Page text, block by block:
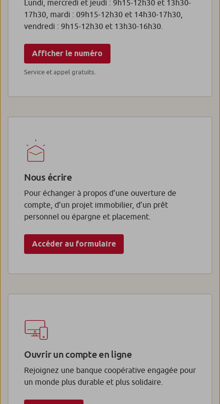
Lundi, mercredi et jeudi : 9h15-12h30 et 13h30-
17h30, mardi : 09h15-12h30 et 14h30-17h30,
vendredi : 9h15-12h30 et 13h30-16h30.
Afficher le numéro
Service et appel gratuits.
Nous écrire
Pour échanger à propos d’une ouverture de
compte, d’un projet immobilier, d’un prêt
personnel ou épargne et placement.
Accéder au formulaire
Ouvrir un compte en ligne
Rejoignez une banque coopérative engagée pour
un monde plus durable et plus solidaire.